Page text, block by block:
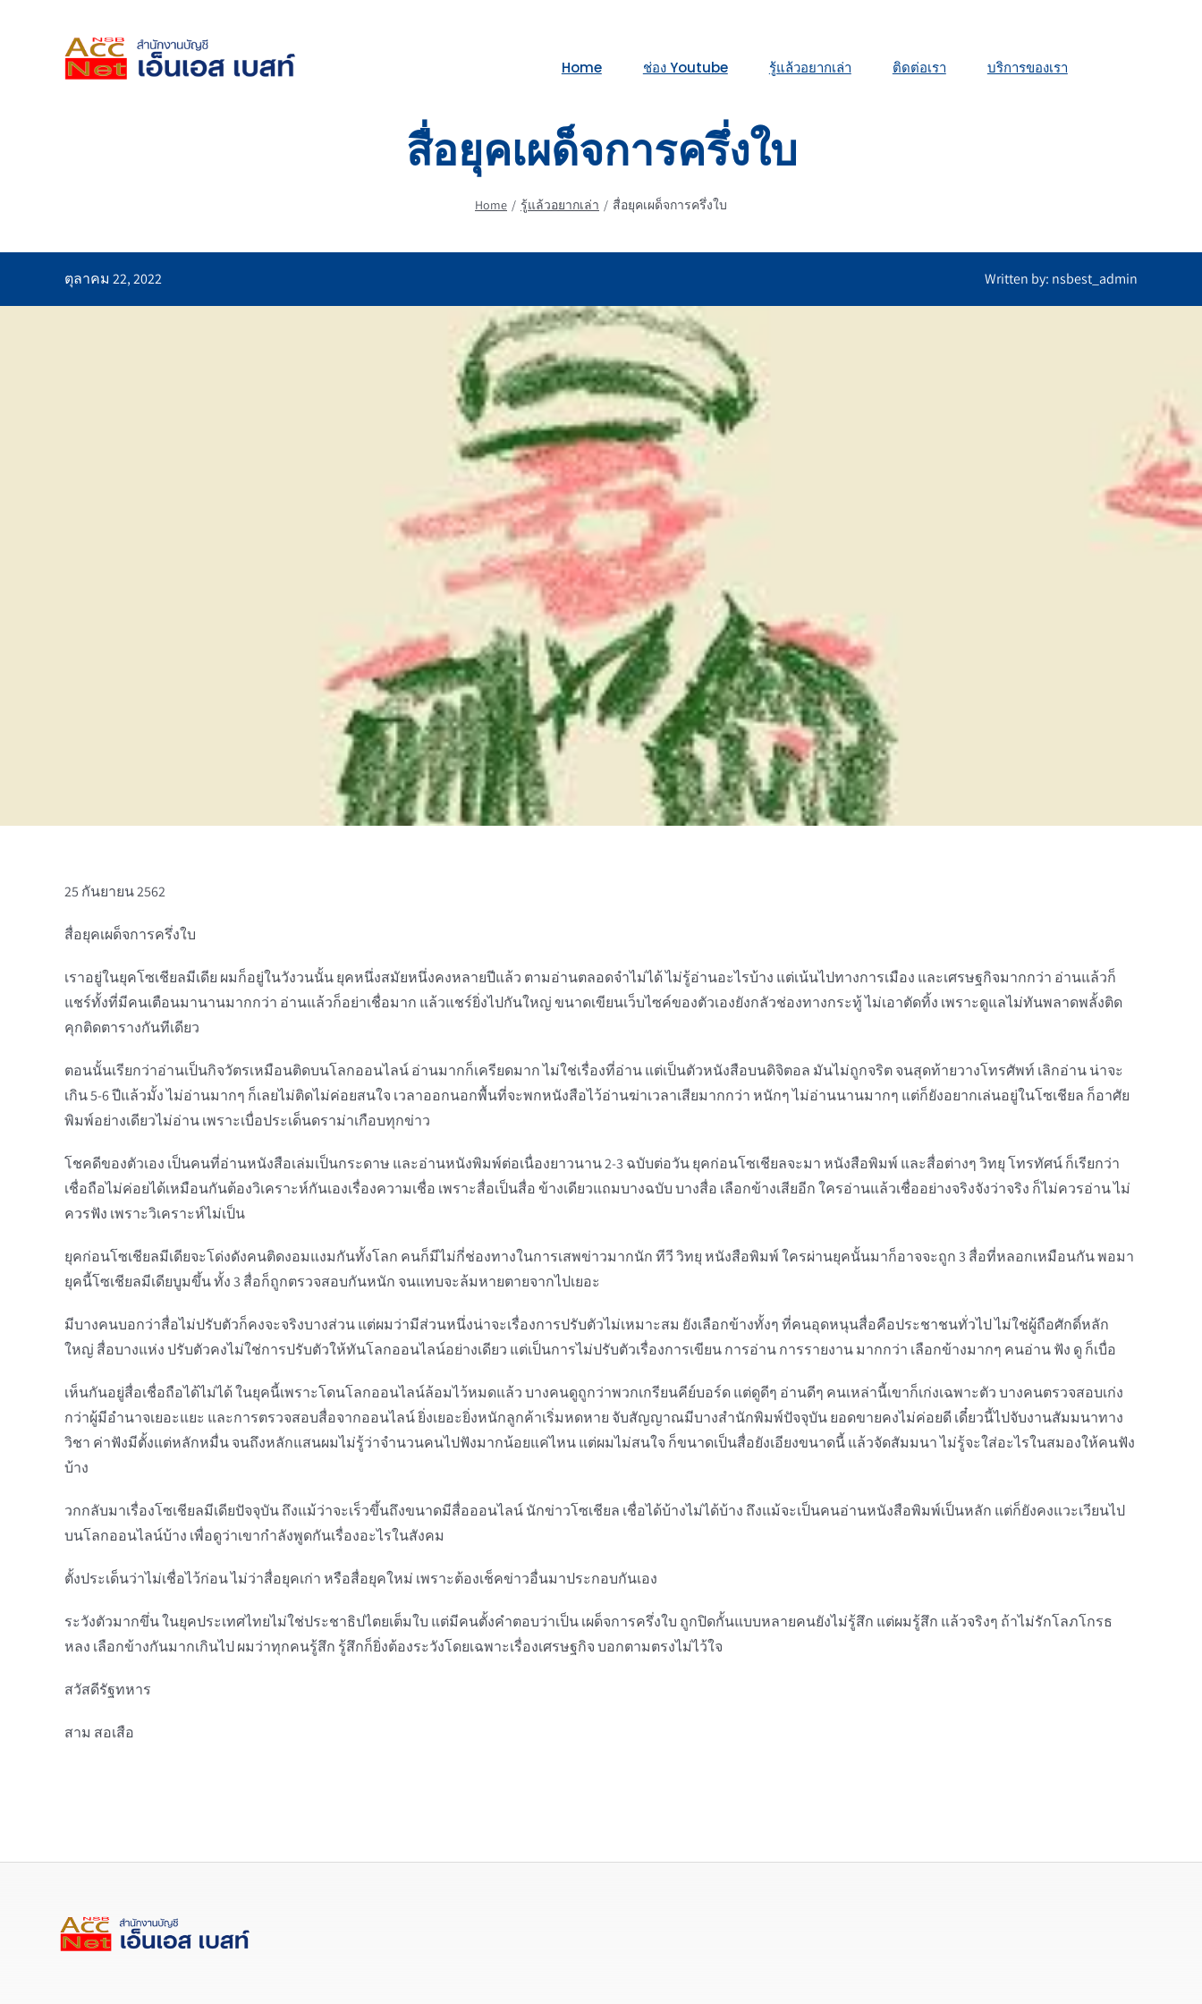
Home ช่อง Youtube รู้แล้วอยากเล่า ติดต่อเรา บริการของเรา
สื่อยุคเผด็จการครึ่งใบ
Home รู้แล้วอยากเล่า สื่อยุคเผด็จการครึ่งใบ
ตุลาคม 22, 2022 Written by: nsbest_admin
25 กันยายน 2562
สื่อยุคเผด็จการครึ่งใบ
เราอยู่ในยุคโซเชียลมีเดีย ผมก็อยู่ในวังวนนั้น ยุคหนึ่งสมัยหนึ่งคงหลายปีแล้ว ตามอ่านตลอดจำไม่ได้ ไม่รู้อ่านอะไรบ้าง แต่เน้นไปทางการเมือง และเศรษฐกิจมากกว่า อ่านแล้วก็
แชร์ทั้งที่มีคนเตือนมานานมากกว่า อ่านแล้วก็อย่าเชื่อมาก แล้วแชร์ยิ่งไปกันใหญ่ ขนาดเขียนเว็บไซค์ของตัวเองยังกลัวช่องทางกระทู้ ไม่เอาตัดทิ้ง เพราะดูแลไม่ทันพลาดพลั้งติด
คุกติดตารางกันทีเดียว
ตอนนั้นเรียกว่าอ่านเป็นกิจวัตรเหมือนติดบนโลกออนไลน์ อ่านมากก็เครียดมาก ไม่ใช่เรื่องที่อ่าน แต่เป็นตัวหนังสือบนดิจิตอล มันไม่ถูกจริต จนสุดท้ายวางโทรศัพท์ เลิกอ่าน น่าจะ
เกิน 5-6 ปีแล้วมั้ง ไม่อ่านมากๆ ก็เลยไม่ติดไม่ค่อยสนใจ เวลาออกนอกพื้นที่จะพกหนังสือไว้อ่านฆ่าเวลาเสียมากกว่า หนักๆ ไม่อ่านนานมากๆ แต่ก็ยังอยากเล่นอยู่ในโซเชียล ก็อาศัย
พิมพ์อย่างเดียวไม่อ่าน เพราะเบื่อประเด็นดราม่าเกือบทุกข่าว
โชคดีของตัวเอง เป็นคนที่อ่านหนังสือเล่มเป็นกระดาษ และอ่านหนังพิมพ์ต่อเนื่องยาวนาน 2-3 ฉบับต่อวัน ยุคก่อนโซเชียลจะมา หนังสือพิมพ์ และสื่อต่างๆ วิทยุ โทรทัศน์ ก็เรียกว่า
เชื่อถือไม่ค่อยได้เหมือนกันต้องวิเคราะห์กันเองเรื่องความเชื่อ เพราะสื่อเป็นสื่อ ข้างเดียวแถมบางฉบับ บางสื่อ เลือกข้างเสียอีก ใครอ่านแล้วเชื่ออย่างจริงจังว่าจริง ก็ไม่ควรอ่าน ไม่
ควรฟัง เพราะวิเคราะห์ไม่เป็น
ยุคก่อนโซเชียลมีเดียจะโด่งดังคนติดงอมแงมกันทั้งโลก คนก็มีไม่กี่ช่องทางในการเสพข่าวมากนัก ทีวี วิทยุ หนังสือพิมพ์ ใครผ่านยุคนั้นมาก็อาจจะถูก 3 สื่อที่หลอกเหมือนกัน พอมา
ยุคนี้โซเชียลมีเดียบูมขึ้น ทั้ง 3 สื่อก็ถูกตรวจสอบกันหนัก จนแทบจะล้มหายตายจากไปเยอะ
มีบางคนบอกว่าสื่อไม่ปรับตัวก็คงจะจริงบางส่วน แต่ผมว่ามีส่วนหนึ่งน่าจะเรื่องการปรับตัวไม่เหมาะสม ยังเลือกข้างทั้งๆ ที่คนอุดหนุนสื่อคือประชาชนทั่วไป ไม่ใช่ผู้ถือศักดิ์หลัก
ใหญ่ สื่อบางแห่ง ปรับตัวคงไม่ใช่การปรับตัวให้ทันโลกออนไลน์อย่างเดียว แต่เป็นการไม่ปรับตัวเรื่องการเขียน การอ่าน การรายงาน มากกว่า เลือกข้างมากๆ คนอ่าน ฟัง ดู ก็เบื่อ
เห็นกันอยู่สื่อเชื่อถือได้ไม่ได้ ในยุคนี้เพราะโดนโลกออนไลน์ล้อมไว้หมดแล้ว บางคนดูถูกว่าพวกเกรียนคีย์บอร์ด แต่ดูดีๆ อ่านดีๆ คนเหล่านี้เขาก็เก่งเฉพาะตัว บางคนตรวจสอบเก่ง
กว่าผู้มีอำนาจเยอะแยะ และการตรวจสอบสื่อจากออนไลน์ ยิ่งเยอะยิ่งหนักลูกค้าเริ่มหดหาย จับสัญญาณมีบางสำนักพิมพ์ปัจจุบัน ยอดขายคงไม่ค่อยดี เดี๋ยวนี้ไปจับงานสัมมนาทาง
วิชา ค่าฟังมีตั้งแต่หลักหมื่น จนถึงหลักแสนผมไม่รู้ว่าจำนวนคนไปฟังมากน้อยแค่ไหน แต่ผมไม่สนใจ ก็ขนาดเป็นสื่อยังเอียงขนาดนี้ แล้วจัดสัมมนา ไม่รู้จะใส่อะไรในสมองให้คนฟัง
บ้าง
วกกลับมาเรื่องโซเชียลมีเดียปัจจุบัน ถึงแม้ว่าจะเร็วขึ้นถึงขนาดมีสื่อออนไลน์ นักข่าวโซเชียล เชื่อได้บ้างไม่ได้บ้าง ถึงแม้จะเป็นคนอ่านหนังสือพิมพ์เป็นหลัก แต่ก็ยังคงแวะเวียนไป
บนโลกออนไลน์บ้าง เพื่อดูว่าเขากำลังพูดกันเรื่องอะไรในสังคม
ตั้งประเด็นว่าไม่เชื่อไว้ก่อน ไม่ว่าสื่อยุคเก่า หรือสื่อยุคใหม่ เพราะต้องเช็คข่าวอื่นมาประกอบกันเอง
ระวังตัวมากขึ่น ในยุคประเทศไทยไม่ใช่ประชาธิปไตยเต็มใบ แต่มีคนตั้งคำตอบว่าเป็น เผด็จการครึ่งใบ ถูกปิดกั้นแบบหลายคนยังไม่รู้สึก แต่ผมรู้สึก แล้วจริงๆ ถ้าไม่รักโลภโกรธ
หลง เลือกข้างกันมากเกินไป ผมว่าทุกคนรู้สึก รู้สึกก็ยิ่งต้องระวังโดยเฉพาะเรื่องเศรษฐกิจ บอกตามตรงไม่ไว้ใจ
สวัสดีรัฐทหาร
สาม สอเสือ